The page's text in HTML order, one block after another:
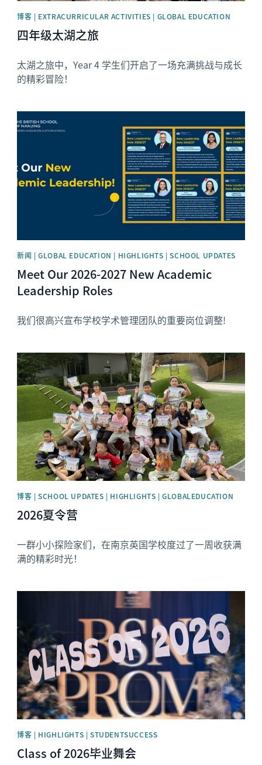
博客 | EXTRACURRICULAR ACTIVITIES | GLOBAL EDUCATION
四年级太湖之旅
太湖之旅中，Year 4 学生们开启了一场充满挑战与成长
的精彩冒险！
新闻 | GLOBAL EDUCATION | HIGHLIGHTS | SCHOOL UPDATES
Meet Our 2026-2027 New Academic
Leadership Roles
我们很高兴宣布学校学术管理团队的重要岗位调整!
News image
博客 | SCHOOL UPDATES | HIGHLIGHTS | GLOBALEDUCATION
2026夏令营
一群小小探险家们，在南京英国学校度过了一周收获满
满的精彩时光！
博客 | HIGHLIGHTS | STUDENTSUCCESS
Class of 2026毕业舞会